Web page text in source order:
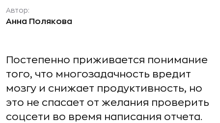
Автор:
Анна Полякова
Постепенно приживается понимание
того, что многозадачность вредит
мозгу и снижает продуктивность, но
это не спасает от желания проверить
соцсети во время написания отчета.